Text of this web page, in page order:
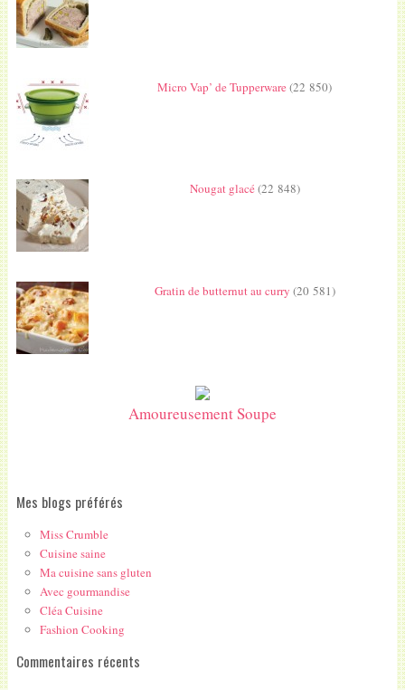
Micro Vap’ de Tupperware(22 850)
Nougat glacé(22 848)
Gratin de butternut au curry (20 581)
Amoureusement Soupe
Mes blogs préférés
Miss Crumble
Cuisine saine
Ma cuisine sans gluten
Avec gourmandise
Cléa Cuisine
Fashion Cooking
Commentaires récents